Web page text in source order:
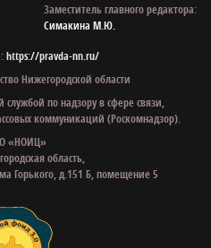
Заместитель главного редактора:
Симакина М.Ю.
https://pravda-nn.ru/
Нижегородской области
по надзору в сфере связи,
коммуникаций (Роскомнадзор).
«НОИЦ»
область,
Горького, д.151 Б, помещение 5